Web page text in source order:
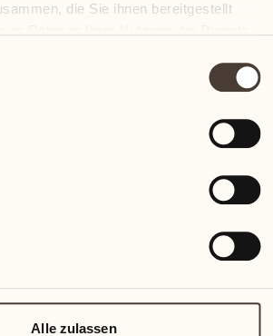
die Sie ihnen bereitgestellt
Alle zulassen